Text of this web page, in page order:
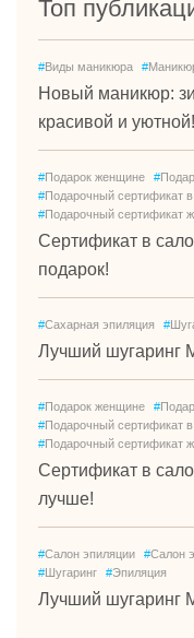
Топ
#Виды маникюра #
Новый маникюр:
красивой и уютной!
#Подарок женщине #
#Подарочный сертификат
#Подарочный сертификат
Сертификат в
подарок!
#Сахарная эпиляция #
Лучший шугаринг
#Подарок женщине #
#Подарочный сертификат
#Подарочный сертификат
Сертификат в
лучше!
#Салон эпиляции #Салон
#Шугаринг #Эпиляция
Лучший шугаринг